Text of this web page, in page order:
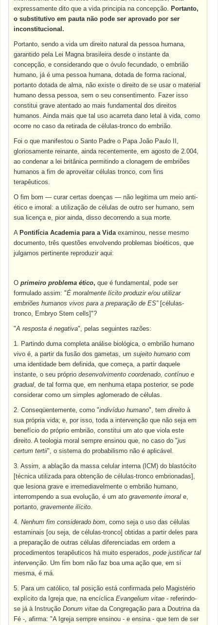
expressamente dito que a vida principia na concepção. Portanto,
o substitutivo em pauta não pode ser aprovado por ser
inconstitucional.
Portanto, sendo a vida um direito natural da pessoa humana,
garantido pela Lei Magna brasileira desde o instante da
concepção, e considerando que o óvulo fecundado, o embrião
humano, já é uma pessoa humana, dotada de forma racional,
portanto dotada de alma, não existe o direito de se usar o material
humano dessa pessoa, sem o seu consentimento. Fazer isso
constitui grave atentado ao mais fundamental dos direitos
humanos. Ainda mais que tal uso acarreta dano letal à vida, como
ocorre no caso da retirada de células-tronco do embrião.
Foi o que manifestou o Santo Padre o Papa João Paulo II,
gloriosamente reinante, ainda recentemente, em agosto de 2.004,
ao condenar a lei britânica permitindo a clonagem de embriões
humanos a fim de aproveitar células tronco, com fins
terapêuticos.
O fim bom — curar certas doenças — não legitima um meio anti-
ético e imoral: a utilização de células de outro ser humano, sem
sua licença e, pior ainda, disso decorrendo a sua morte.
A Pontifícia Academia para a Vidaexaminou, nesse mesmo
documento, três questões envolvendo problemas bioéticos, que
julgamos pertinente reproduzir aqui:
Oprimeiro problema ético, que é fundamental, pode ser
formulado assim: "É moralmente lícito produzir e/ou utilizar
embriões humanos vivos para a preparação de ES” [células-
tronco, Embryo Stem cells]"?
"A resposta é negativa", pelas seguintes razões:
1. Partindo duma completa análise biológica, o embrião humano
vivo é, a partir da fusão dos gametas, umsujeito humano com
uma identidade bem definida, que começa, a partir daquele
instante, o seu própriodesenvolvimento coordenado, contínuo e
gradual, de tal forma que, em nenhuma etapa posterior, se pode
considerar como um simples aglomerado de células.
2. Conseqüentemente, como "indivíduo humano", temdireito à
sua própria vida; e, por isso, toda a intervenção que não seja em
benefício do próprio embrião, constitui um ato que viola este
direito. A teologia moral sempre ensinou que, no caso do "jus
certum tertii", o sistema do probabilismo não é aplicável.
3. Assim, a ablação da massa celular interna (ICM) do blastócito
[técnica utilizada para obtenção de células-tronco embrionadas],
que lesiona grave e irremediavelmente o embrião humano,
interrompendo a sua evolução, é um atogravemente imoral e,
portanto,gravemente ilícito.
4. Nenhum fim considerado bom, como seja o uso das células
estaminais [ou seja, de células-tronco] obtidas a partir deles para
a preparação de outras células diferenciadas em ordem a
procedimentos terapêuticos há muito esperados,pode justificar tal
intervenção. Um fim bom não faz boa uma ação que, em si
mesma, é má­.
5. Para um católico, tal posição está confirmada pelo Magistério
explícito da Igreja que, na encíclicaEvangelium vitae - referindo-
se já à InstruçãoDonum vitae da Congregação para a Doutrina da
Fé -, afirma: "A Igreja sempre ensinou - e ensina - que tem de ser